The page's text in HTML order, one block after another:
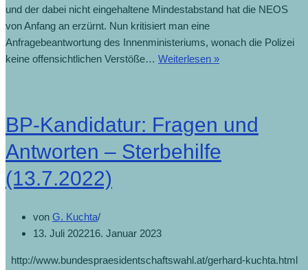
und der dabei nicht eingehaltene Mindestabstand hat die NEOS
von Anfang an erzürnt. Nun kritisiert man eine
Anfragebeantwortung des Innenministeriums, wonach die Polizei
keine offensichtlichen Verstöße… Weiterlesen »
BP-Kandidatur: Fragen und
Antworten – Sterbehilfe
(13.7.2022)
von G. Kuchta
13. Juli 202216. Januar 2023
http://www.bundespraesidentschaftswahl.at/gerhard-kuchta.html